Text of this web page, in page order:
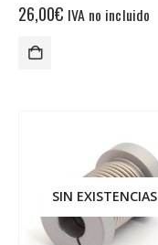
26,00€ IVA no incluido
SIN EXISTENCIAS